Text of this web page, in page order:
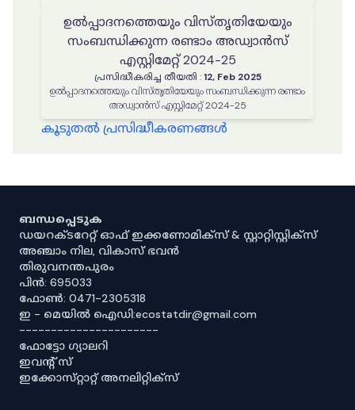
ഉൽപ്പാദനത്തെയും വിസ്തൃതിയേയും
സംബന്ധിക്കുന്ന രണ്ടാം അഡ്വാൻസ്
എസ്റ്റിമേറ്റ് 2024-25
പ്രസിദ്ധീകരിച്ച തീയതി : 12, Feb 2025
ഉൽപ്പാദനത്തെയും വിസ്തൃതിയേയും സംബന്ധിക്കുന്ന രണ്ടാം
അഡ്വാൻസ് എസ്റ്റിമേറ്റ് 2024-25
കൂടുതൽ പ്രസിദ്ധീകരണങ്ങൾ
ബന്ധപ്പെടുക
ഡയറക്ടറേറ്റ് ഓഫ് ഇക്കണോമിക്സ് & സ്റ്റാറ്റിസ്റ്റിക്സ്
അഞ്ചാം നില, വികാസ് ഭവൻ
തിരുവനന്തപുരം
പിൻ: 695033
ഫോൺ: 0471-2305318
ഇ - മെയിൽ ഐഡി:ecostatdir@gmail.com
----------------------
ഫോട്ടോ ഗ്യാലറി
ഇവൻ്റ് സ്
ഇക്കോസ്‌റ്റാറ്റ് അനലിറ്റിക്‌സ്